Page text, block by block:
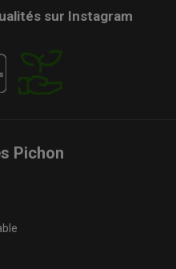
sur Instagram
Pichon